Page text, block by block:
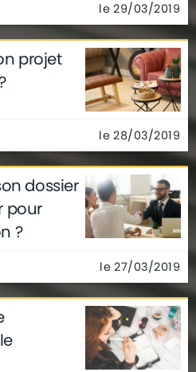
le 29/03/2019
projet
le 28/03/2019
dossier
pour
?
le 27/03/2019